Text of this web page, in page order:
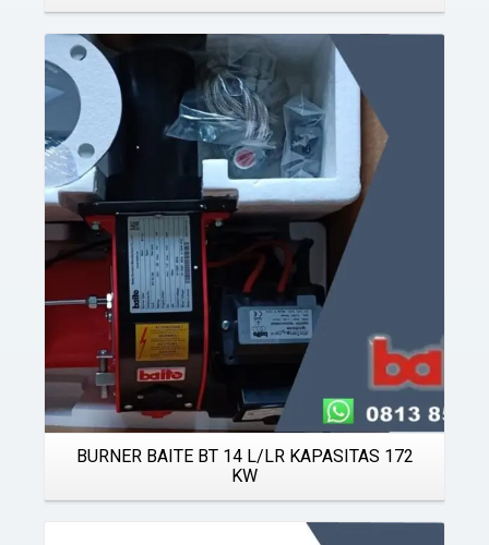
Details
BURNER BAITE BT 14 L/LR KAPASITAS 172
KW